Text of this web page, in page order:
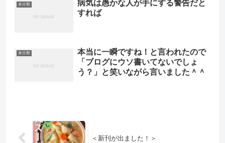
未分類
病気は愚かな人が手にする警告だと
すれば
未分類
本当に一瞬ですね！と言われたので
「ブログにウソ書いてないでしょ
う？」と笑いながら言いました＾＾
＜新刊が出ました！＞